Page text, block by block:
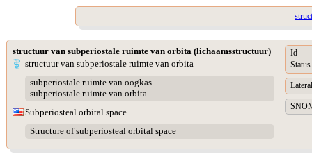
structuur van subperiostale ruimte van orbita (lichaamsstructuur)
structuur van subperiostale ruimte van orbita
subperiostale ruimte van oogkas
subperiostale ruimte van orbita
Subperiosteal orbital space
Structure of subperiosteal orbital space
Id
Status